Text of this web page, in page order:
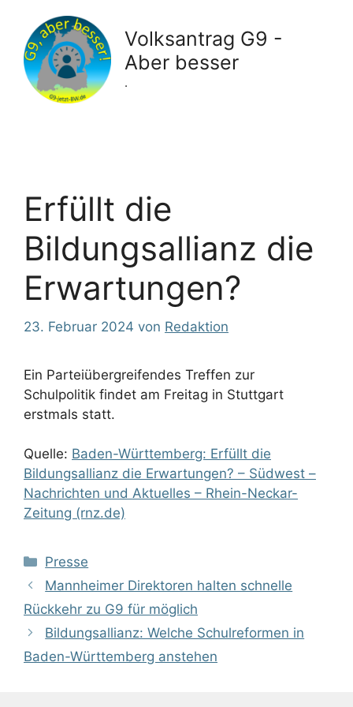
Inhalt
springen
Volksantrag G9 -
Aber besser
.
Erfüllt die
Bildungsallianz die
Erwartungen?
23. Februar 2024 von Redaktion
Ein Parteiübergreifendes Treffen zur
Schulpolitik findet am Freitag in Stuttgart
erstmals statt.
Quelle: Baden-Württemberg: Erfüllt die
Bildungsallianz die Erwartungen? – Südwest –
Nachrichten und Aktuelles – Rhein-Neckar-
Zeitung (rnz.de)
Kategorien
Presse
Mannheimer Direktoren halten schnelle
Rückkehr zu G9 für möglich
Bildungsallianz: Welche Schulreformen in
Baden-Württemberg anstehen